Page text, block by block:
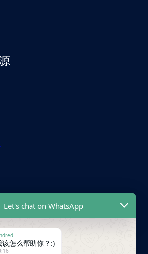
freight.com
Let's chat on WhatsApp
该怎么帮助你？:)